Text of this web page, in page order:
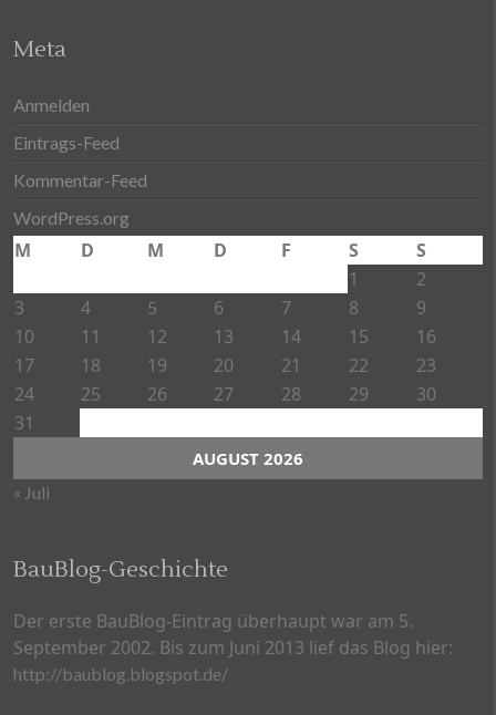
Meta
Anmelden
Eintrags-Feed
Kommentar-Feed
WordPress.org
AUGUST 2026
M D M D F S
S
1
2
3
4 5 6 7 8
9
10
11 12 13 14 15
16
17
18 19 20 21 22
23
24
25 26 27 28 29
30
31
« Juli
BauBlog-Geschichte
Der erste BauBlog-Eintrag überhaupt war am 5.
September 2002. Bis zum Juni 2013 lief das Blog hier:
http://baublog.blogspot.de/